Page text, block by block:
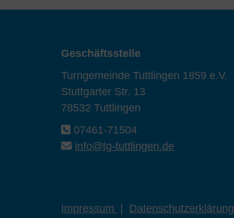
Geschäftsstelle
Turngemeinde Tuttlingen 1859 e.V.
Stuttgarter Str. 13
78532 Tuttlingen
07461-71504
info@tg-tuttlingen.de
Impressum Datenschutzerklärung